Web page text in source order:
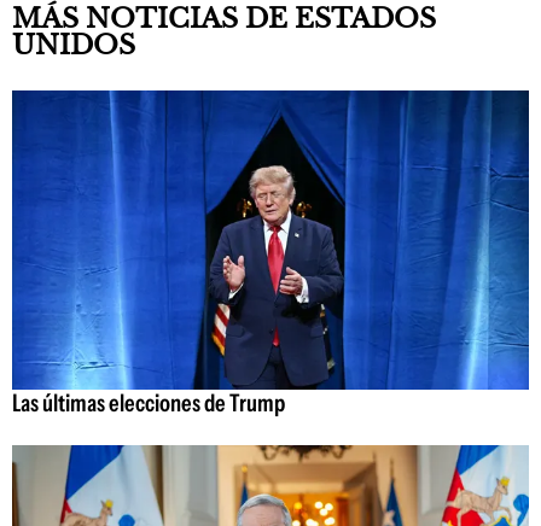
MÁS NOTICIAS DE ESTADOS
UNIDOS
Las últimas elecciones de Trump